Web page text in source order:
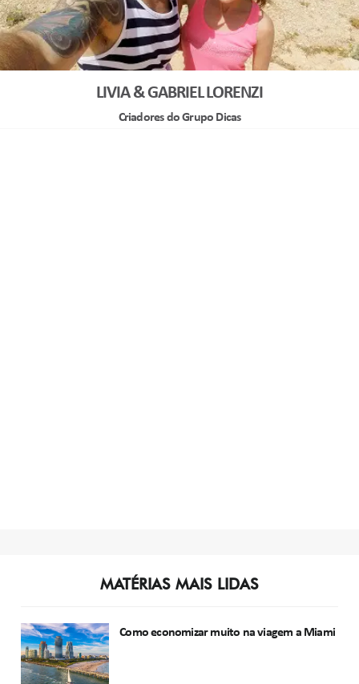
LIVIA & GABRIEL LORENZI
Criadores do Grupo Dicas
MATÉRIAS MAIS LIDAS
Como economizar muito na viagem a Miami